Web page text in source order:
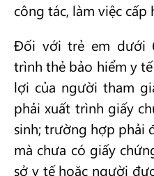
công tác, làm việc cấp
Đối với trẻ em dưới
trình thẻ bảo hiểm y
lợi của người tham
phải xuất trình giấy
sinh; trường hợp phải
mà chưa có giấy
sở y tế hoặc người